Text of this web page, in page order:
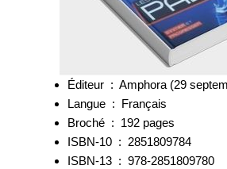
Éditeur ‏ : ‎ Amphora (29
Langue ‏ : ‎ Français
Broché ‏ : ‎ 192 pages
ISBN-10 ‏ : ‎ 2851809784
ISBN-13 ‏ : ‎ 978-2851809780